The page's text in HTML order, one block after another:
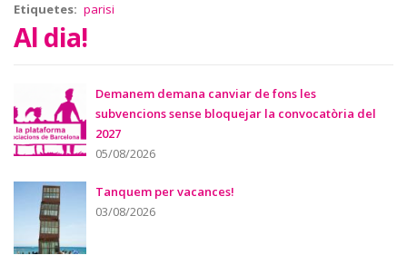
Etiquetes parisi
Al dia!
Demanem demana canviar de fons les
subvencions sense bloquejar la convocatòria del
2027
05/08/2026
Tanquem per vacances!
03/08/2026